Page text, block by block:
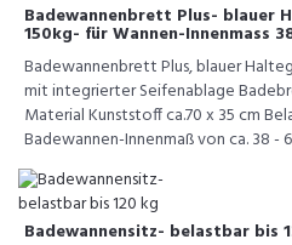
Badewannenbrett Plus- blauer
150kg- für Wannen-Innenmass
Badewannenbrett Plus, blauer
mit integrierter Seifenablage
Material Kunststoff ca.70 x 35 cm
Badewannen-Innenmaß von ca. 38 -
Badewannensitz- belastbar bis